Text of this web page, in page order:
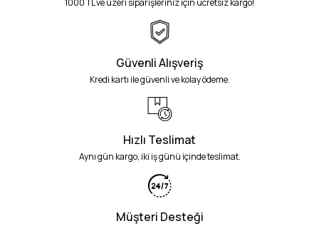
1000 TL ve üzeri siparişleriniz için ücretsiz kargo!
Güvenli Alışveriş
Kredi kartı ile güvenli ve kolay ödeme.
Hızlı Teslimat
Aynı gün kargo, iki iş günü içinde teslimat.
Müşteri Desteği